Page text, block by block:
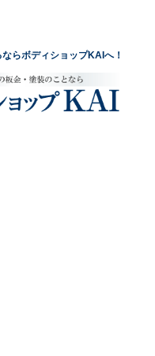
らボディショップKAIへ！